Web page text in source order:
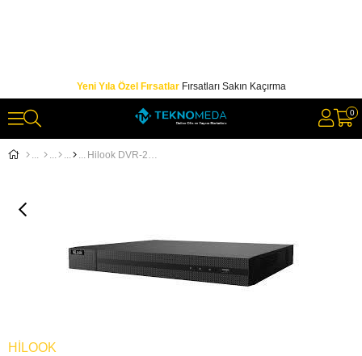
Yeni Yıla Özel FırsatlarFırsatları Sakın Kaçırma
0
Hilook DVR-232G-M2 32 kanal 2xHDD DVR Kayıt Cihazı
HILOOK